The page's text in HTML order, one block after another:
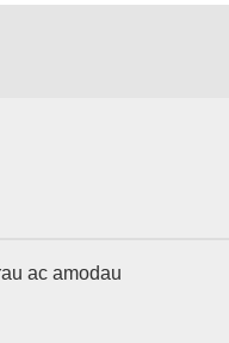
ac amodau